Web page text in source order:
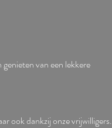
van een lekkere
ook dankzij onze vrijwilligers.